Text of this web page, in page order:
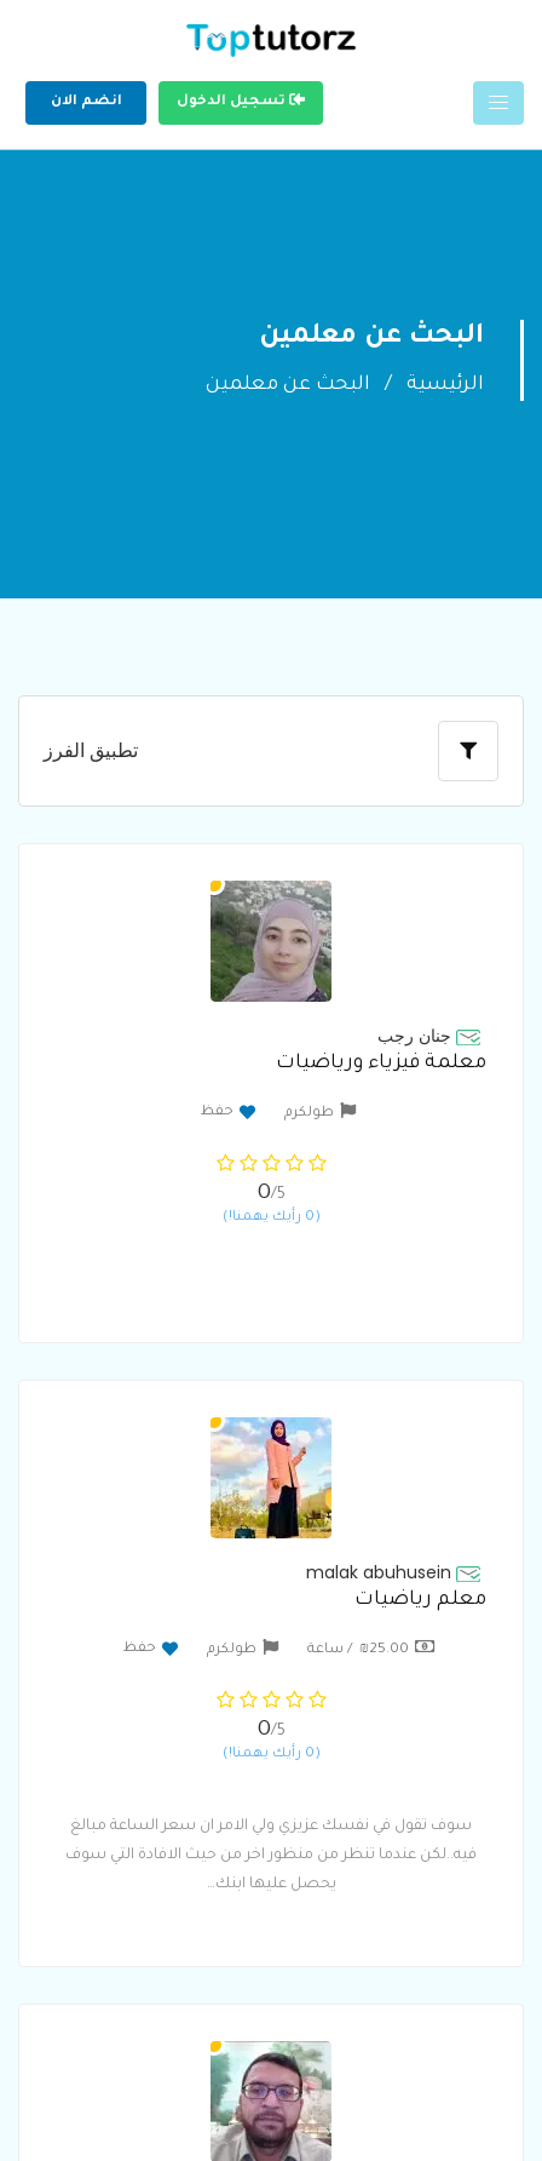
تسجيل الدخول انضم الان
البحث عن معلمين
الرئيسية البحث عن معلمين
تطبيق الفرز
جنان رجب
معلمة فيزياء ورياضيات
طولكرم حفظ
0/5
(0 رأيك يهمنا!)
malak abuhusein
معلم رياضيات
₪25.00 / ساعة طولكرم حفظ
0/5
(0 رأيك يهمنا!)
سوف تقول في نفسك عزيزي ولي الامر ان سعر الساعة مبالغ
فيه..لكن عندما تنظر من منظور اخر من حيث الافادة التي سوف
يحصل عليها ابنك…